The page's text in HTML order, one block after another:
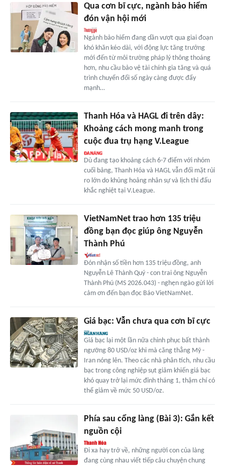
Qua cơn bĩ cực, ngành bảo hiểm
đón vận hội mới
Ngành bảo hiểm đang dần vượt qua giai đoạn
khó khăn kéo dài, với động lực tăng trưởng
mới đến từ môi trường pháp lý thông thoáng
hơn, nhu cầu bảo vệ tài chính gia tăng và quá
trình chuyển đổi số ngày càng được đẩy
mạnh…
Thanh Hóa và HAGL đi trên dây:
Khoảng cách mong manh trong
cuộc đua trụ hạng V.League
Dù đang tạo khoảng cách 6-7 điểm với nhóm
cuối bảng, Thanh Hóa và HAGL vẫn đối mặt rủi
ro lớn do khủng hoảng nhân sự và lịch thi đấu
khắc nghiệt tại V.League.
VietNamNet trao hơn 135 triệu
đồng bạn đọc giúp ông Nguyễn
Thành Phú
Đón nhận số tiền hơn 135 triệu đồng, anh
Nguyễn Lê Thành Quý - con trai ông Nguyễn
Thành Phú (MS 2026.043) - nghẹn ngào gửi lời
cảm ơn đến bạn đọc Báo VietNamNet.
Giá bạc: Vẫn chưa qua cơn bĩ cực
Giá bạc lại một lần nữa chinh phục bất thành
ngưỡng 80 USD/oz khi mà căng thẳng Mỹ -
Iran nóng lên. Theo các nhà phân tích, nhu cầu
bạc trong công nghiệp sụt giảm khiến giá bạc
khó quay trở lại mức đỉnh tháng 1, thậm chí có
thể giảm về mức 50 USD/oz.
Phía sau cổng làng (Bài 3): Gắn kết
nguồn cội
Đi xa hay trở về, những người con của làng
đang cùng nhau viết tiếp câu chuyện chung